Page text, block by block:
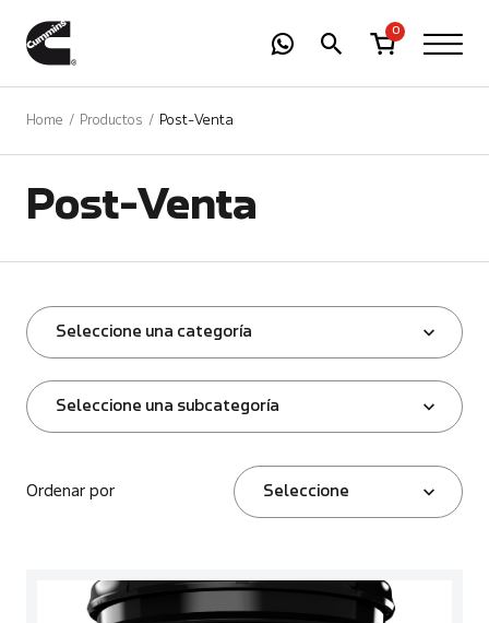
0
Home Productos Post-Venta
Post-Venta
Seleccione una categoría
Seleccione una subcategoría
Ordenar por Seleccione